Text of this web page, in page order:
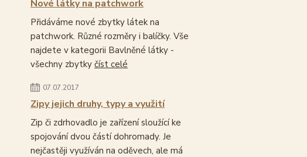
Nové látky na patchwork
Přidáváme nové zbytky látek na
patchwork. Různé rozměry i balíčky. Vše
najdete v kategorii Bavlněné látky -
všechny zbytky číst celé
07.07.2017
Zipy jejich druhy, typy a využití
Zip či zdrhovadlo je zařízení sloužící ke
spojování dvou částí dohromady. Je
nejčastěji využíván na oděvech, ale má